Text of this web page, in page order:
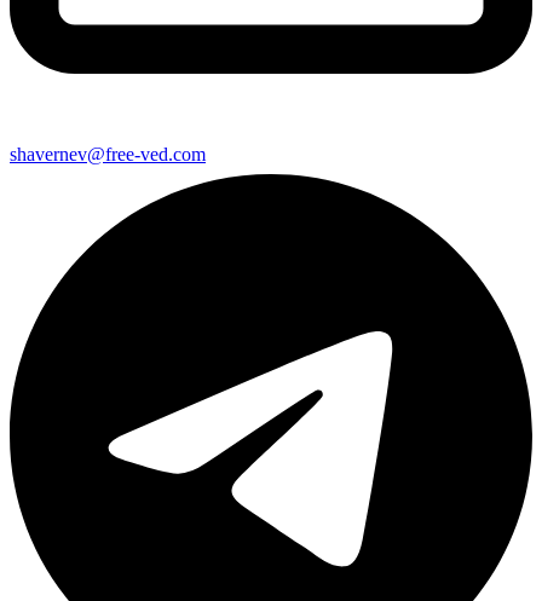
shavernev@free-ved.com